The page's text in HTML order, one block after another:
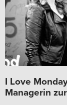
I Love
Managerin